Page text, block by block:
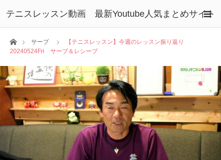
テニスレッスン動画 最新Youtube人気まとめサイト
ホームサーブ
【テニスレッスン】今週のレッスン振り返り
20240524Fri サーブ＆レシーブ